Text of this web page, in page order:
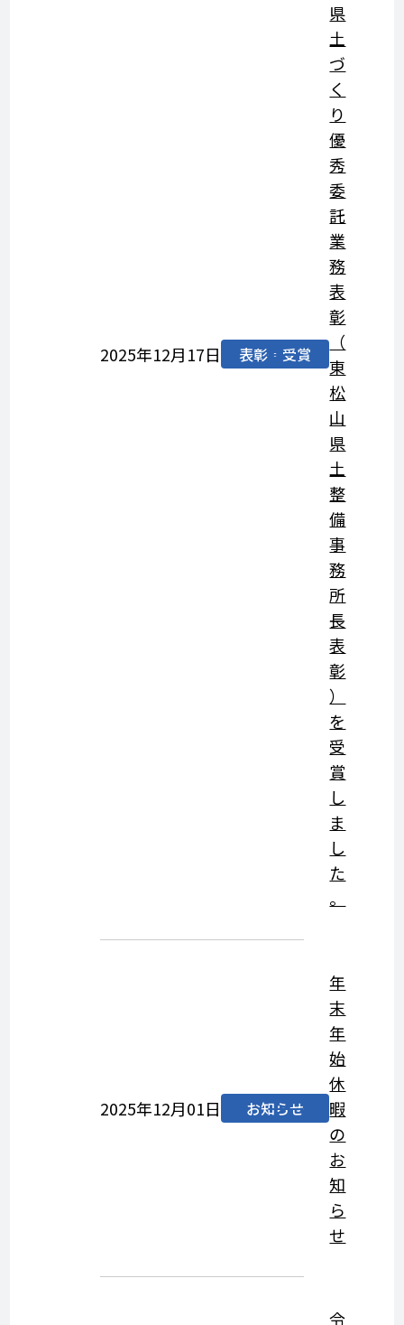
2025年12月17日 表彰・受賞
県
土
づ
く
り
優
秀
委
託
業
務
表
彰
（
東
松
山
県
土
整
備
事
務
所
長
表
彰
）
を
受
賞
し
ま
し
た
。
2025年12月01日 お知らせ
年
末
年
始
休
暇
の
お
知
ら
せ
令